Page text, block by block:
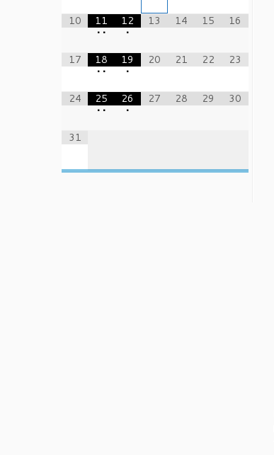
10
11
• •
12
•
13 14 15 16
17
18
• •
19
•
20 21 22 23
24
25
• •
26
•
27 28 29 30
31